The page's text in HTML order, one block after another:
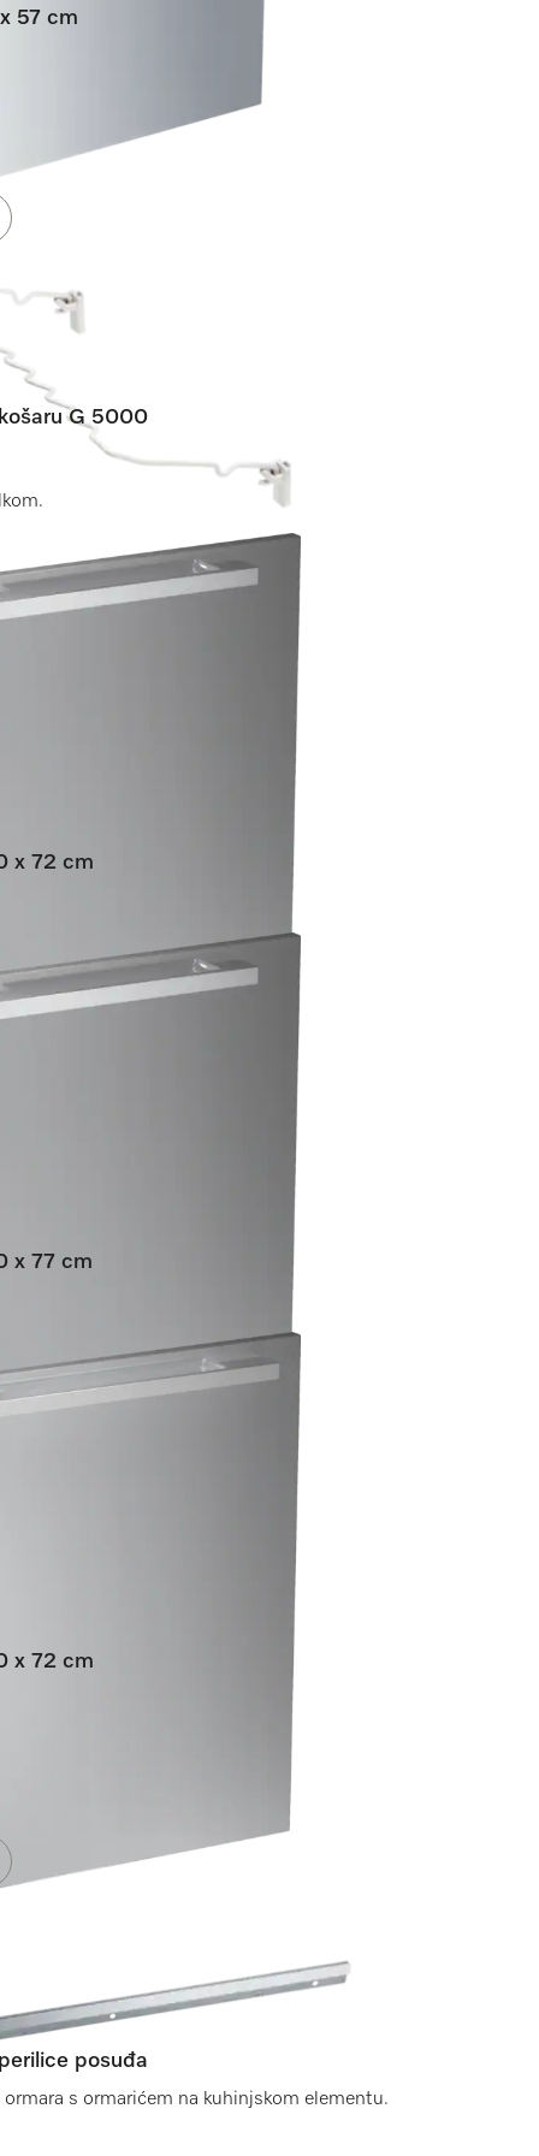
57 cm
G 5000
x 72 cm
perilice posuđa.
x 77 cm
perilice posuđa.
x 72 cm
perilice posuđa.
posuđa
s ormarićem na kuhinjskom elementu.